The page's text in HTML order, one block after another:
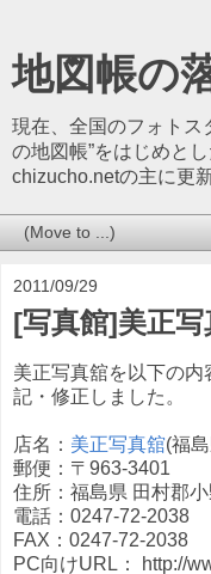
地図帳の
現在、全国のフォトス
の地図帳”をはじめと
chizucho.netの主に更
2011/09/29
[写真館]美正写
美正写真舘を以下の内
記・修正しました。
店名： 美正写真舘(福
郵便：〒963-3401
住所：福島県 田村郡
電話：0247-72-2038
FAX：0247-72-2038
PC向けURL： http://